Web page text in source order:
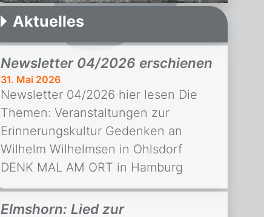
Aktuelles
Newsletter 04/2026 erschienen
31. Mai 2026
Newsletter 04/2026 hier lesen Die
Themen: Veranstaltungen zur
Erinnerungskultur Gedenken an
Wilhelm Wilhelmsen in Ohlsdorf
DENK MAL AM ORT in Hamburg
Christuskirche Pinneberg:
Geschichte als Warnung Lesung
Elmshorn: Lied zur